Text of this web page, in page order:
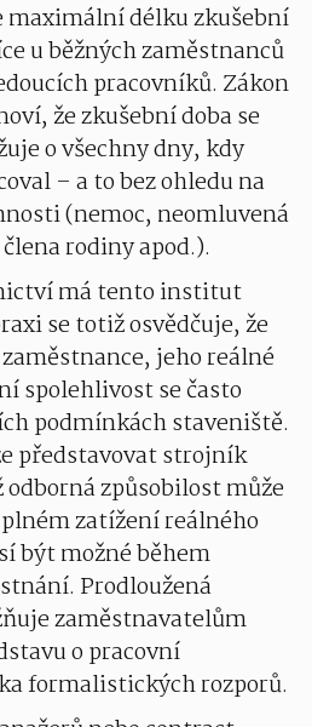
maximální délku zkušební
u běžných zaměstnanců
pracovníků. Zákon
že zkušební doba se
o všechny dny, kdy
– a to bez ohledu na
(nemoc, neomluvená
rodiny apod.).
má tento institut
se totiž osvědčuje, že
jeho reálné
spolehlivost se často
podmínkách staveniště.
představovat strojník
způsobilost může
zatížení reálného
být možné během
Prodloužená
zaměstnavatelům
o pracovní
formalistických rozporů.